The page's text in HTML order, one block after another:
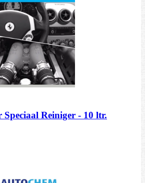
Reiniger - 10 ltr.